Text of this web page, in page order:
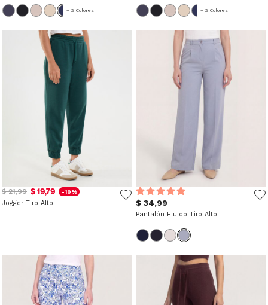
+ 2 Colores + 2 Colores
$ 21,99 $ 19,79 -10%
Jogger Tiro Alto $ 34,99
Pantalón Fluido Tiro Alto